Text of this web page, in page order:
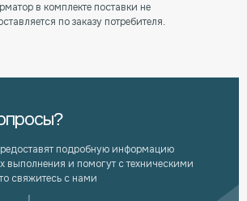
в комплекте поставки не
по заказу потребителя.
подробную информацию
выполнения и помогут с техническими
свяжитесь с нами